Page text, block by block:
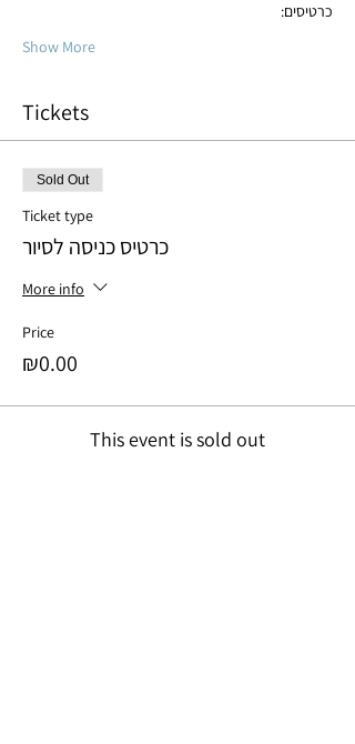
כרטיסים:
Show More
Tickets
Sold Out
Ticket type
כרטיס כניסה לסיור
More info
Price
₪0.00
This event is sold out